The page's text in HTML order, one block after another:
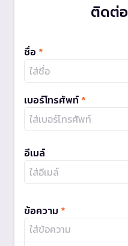
ติดต่อ
ชื่อ *
เบอร์โทรศัพท์ *
อีเมล์
ข้อความ *